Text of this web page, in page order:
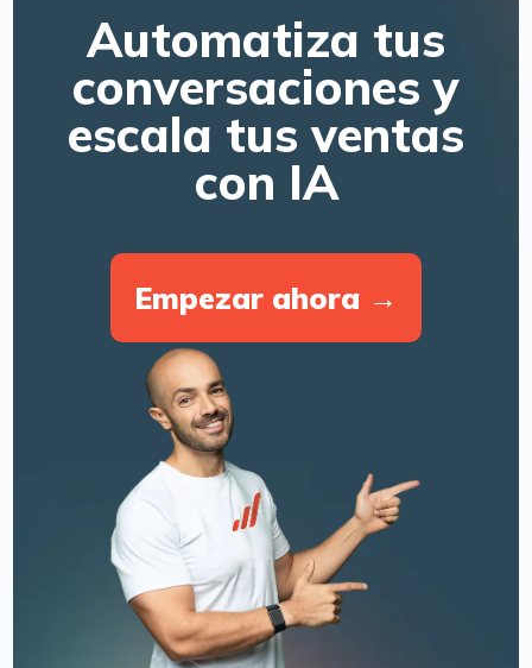
Automatiza tus
conversaciones y
escala tus ventas
con IA
Empezar ahora →